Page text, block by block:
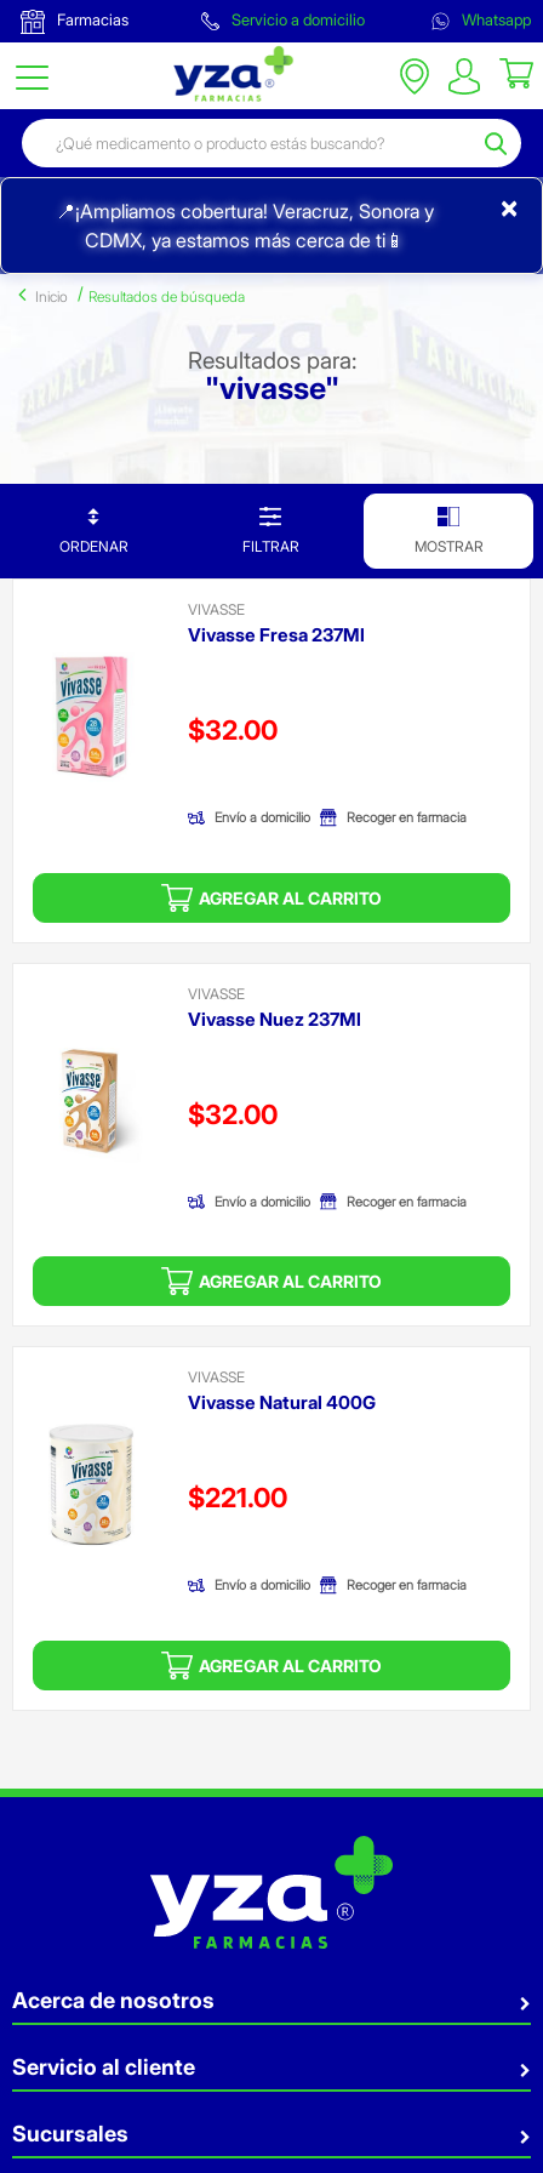
Farmacias Servicio a domicilio Whatsapp
📍¡Ampliamos cobertura! Veracruz, Sonora y
CDMX, ya estamos más cerca de ti📱
×
Inicio Resultados de búsqueda
Resultados para:
"vivasse"
ORDENAR FILTRAR MOSTRAR
VIVASSE
Vivasse Fresa 237Ml
Precio reducido de
$32.00
Envío a domicilio Recoger en farmacia
AGREGAR AL CARRITO
VIVASSE
Vivasse Nuez 237Ml
Precio reducido de
$32.00
Envío a domicilio Recoger en farmacia
AGREGAR AL CARRITO
VIVASSE
Vivasse Natural 400G
Precio reducido de
$221.00
Envío a domicilio Recoger en farmacia
AGREGAR AL CARRITO
Acerca de nosotros
Quiénes somos
Sostenibilidad
Aviso de privacidad
Servicio al cliente
Preguntas Frecuentes
Contacto
Sucursales